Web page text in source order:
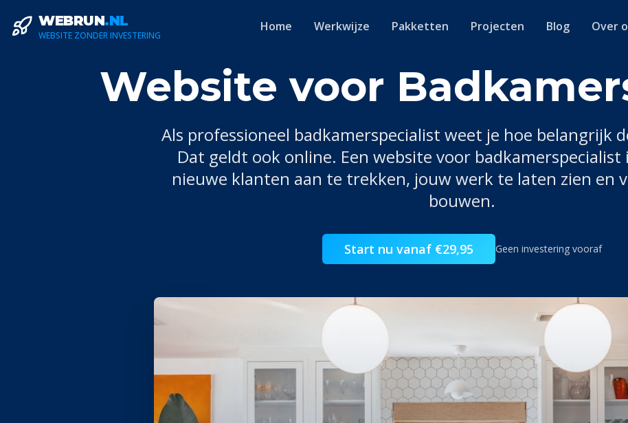
WEBRUN.NL
WEBSITE ZONDER INVESTERING
Home Werkwijze Pakketten Projecten Blog Over
Website voor
Als professioneel badkamerspecialist weet je hoe belangrijk
Dat geldt ook online. Een website voor badkamerspecialist
nieuwe klanten aan te trekken, jouw werk te laten zien en
bouwen.
Start nu vanaf €29,95 Geen investering vooraf